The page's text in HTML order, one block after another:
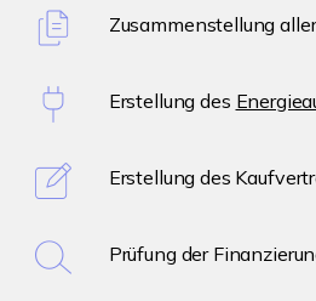
Zusammenstellung
Erstellung des
Erstellung des
Prüfung der